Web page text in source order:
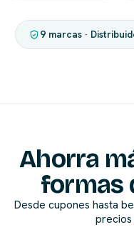
9 marcas ·
Ahorra
formas
Desde cupones hasta
precios